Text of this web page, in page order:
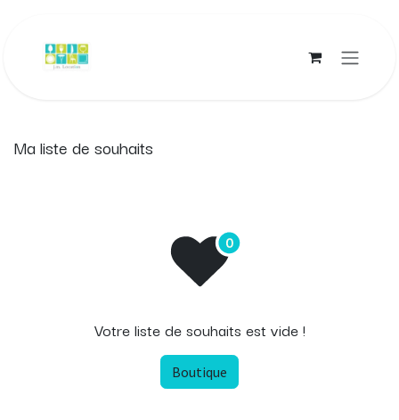
Ma liste de souhaits
Votre liste de souhaits est vide !
Boutique